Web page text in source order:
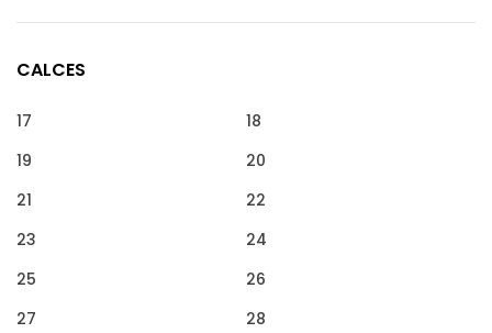
CALCES
17
18
19
20
21
22
23
24
25
26
27
28